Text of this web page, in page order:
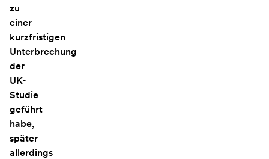
zu
einer
kurzfristigen
Unterbrechung
der
UK-
Studie
geführt
habe,
später
allerdings